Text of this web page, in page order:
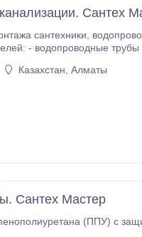
Сантех
канализации. У нас Вы найдёте
трубы FUSITEK, - краны и
Казахстан, Алматы
Сантех Мастер
(ППУ) с